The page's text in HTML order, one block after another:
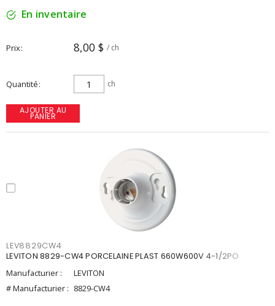
En inventaire
Prix 8,00 $ / ch
Quantité ch
AJOUTER AU
PANIER
LEV8829CW4
LEVITON 8829-CW4 PORCELAINE PLAST 660W600V 4-1/2PO
Manufacturier :
LEVITON
# Manufacturier : 8829-CW4